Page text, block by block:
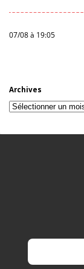
07/08 à 19:05
Archives
Archives